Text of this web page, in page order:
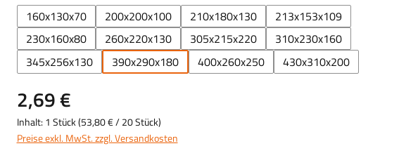
160x130x70 200x200x100 210x180x130
213x153x109
230x160x80
260x220x130 305x215x220
310x230x160
345x256x130
390x290x180 400x260x250 430x310x200
2,69 €
Inhalt: 1 Stück(53,80 €/ 20 Stück)
Preise exkl. MwSt. zzgl. Versandkosten